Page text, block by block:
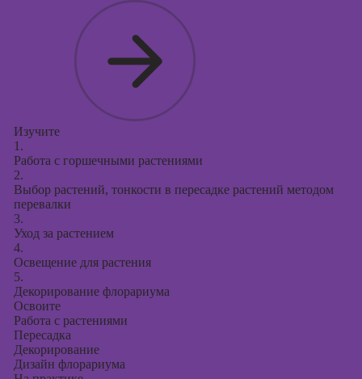
Изучите
1.
Работа с горшечными растениями
2.
Выбор растений, тонкости в пересадке растений методом
перевалки
3.
Уход за растением
4.
Освещение для растения
5.
Декорирование флорариума
Освоите
Работа с растениями
Пересадка
Декорирование
Дизайн флорариума